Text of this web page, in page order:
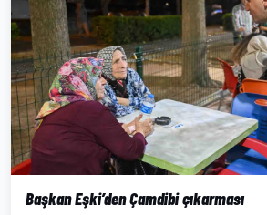
Başkan Eşki’den Çamdibi çıkarması